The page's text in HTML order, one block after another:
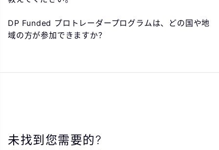
DP Funded プロトレーダープログラムは、どの国や地
域の方が参加できますか？
未找到您需要的?